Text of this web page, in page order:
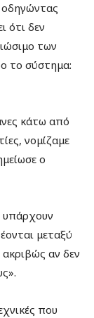
οδηγώντας
ότι δεν
των
το σύστημα:
κάτω από
νομίζαμε
ο
υπάρχουν
μεταξύ
αν δεν
που